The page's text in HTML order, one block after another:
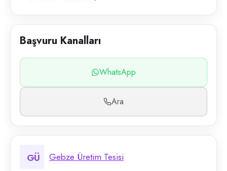
Başvuru Kanalları
WhatsApp
Ara
GÜ Gebze Üretim Tesisi